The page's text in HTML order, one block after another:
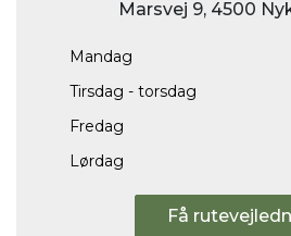
Marsvej 9, 4500
Mandag
Tirsdag - torsdag
Fredag
Lørdag
Få